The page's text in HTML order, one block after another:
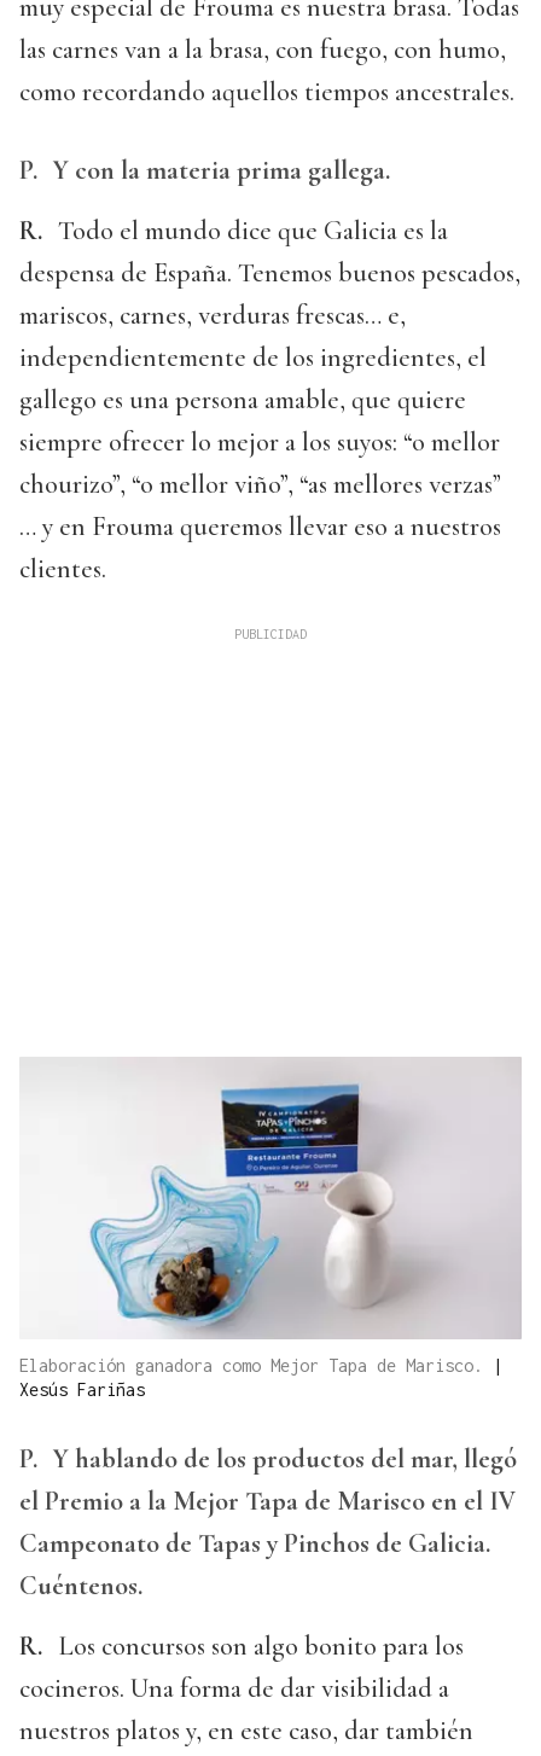
muy especial de Frouma es nuestra brasa. Todas
las carnes van a la brasa, con fuego, con humo,
como recordando aquellos tiempos ancestrales.
P. Y con la materia prima gallega.
R. Todo el mundo dice que Galicia es la
despensa de España. Tenemos buenos pescados,
mariscos, carnes, verduras frescas… e,
independientemente de los ingredientes, el
gallego es una persona amable, que quiere
siempre ofrecer lo mejor a los suyos: “o mellor
chourizo”, “o mellor viño”, “as mellores verzas”
… y en Frouma queremos llevar eso a nuestros
clientes.
Elaboración ganadora como Mejor Tapa de Marisco.
|
Xesús Fariñas
P. Y hablando de los productos del mar, llegó
el Premio a la Mejor Tapa de Marisco en el IV
Campeonato de Tapas y Pinchos de Galicia.
Cuéntenos.
R. Los concursos son algo bonito para los
cocineros. Una forma de dar visibilidad a
nuestros platos y, en este caso, dar también